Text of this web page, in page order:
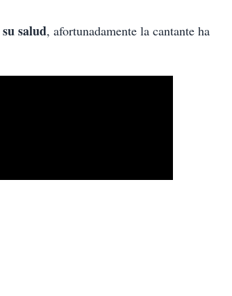
salud, afortunadamente la cantante ha